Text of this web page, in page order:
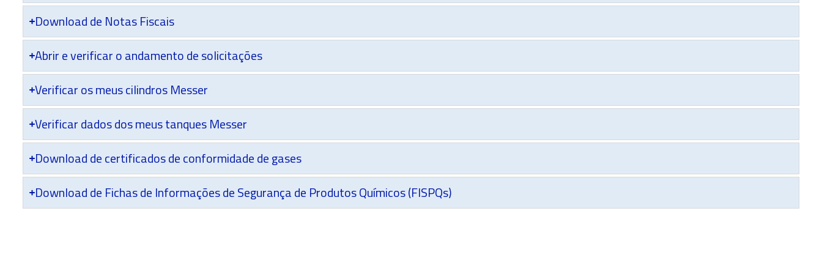
Download de Notas Fiscais
Abrir e verificar o andamento de solicitações
Verificar os meus cilindros Messer
Verificar dados dos meus tanques Messer
Download de certificados de conformidade de gases
Download de Fichas de Informações de Segurança de Produtos Químicos (FISPQs)